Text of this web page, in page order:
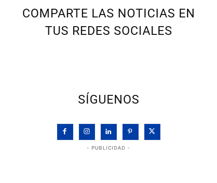
COMPARTE LAS NOTICIAS EN
TUS REDES SOCIALES
SÍGUENOS
- PUBLICIDAD -